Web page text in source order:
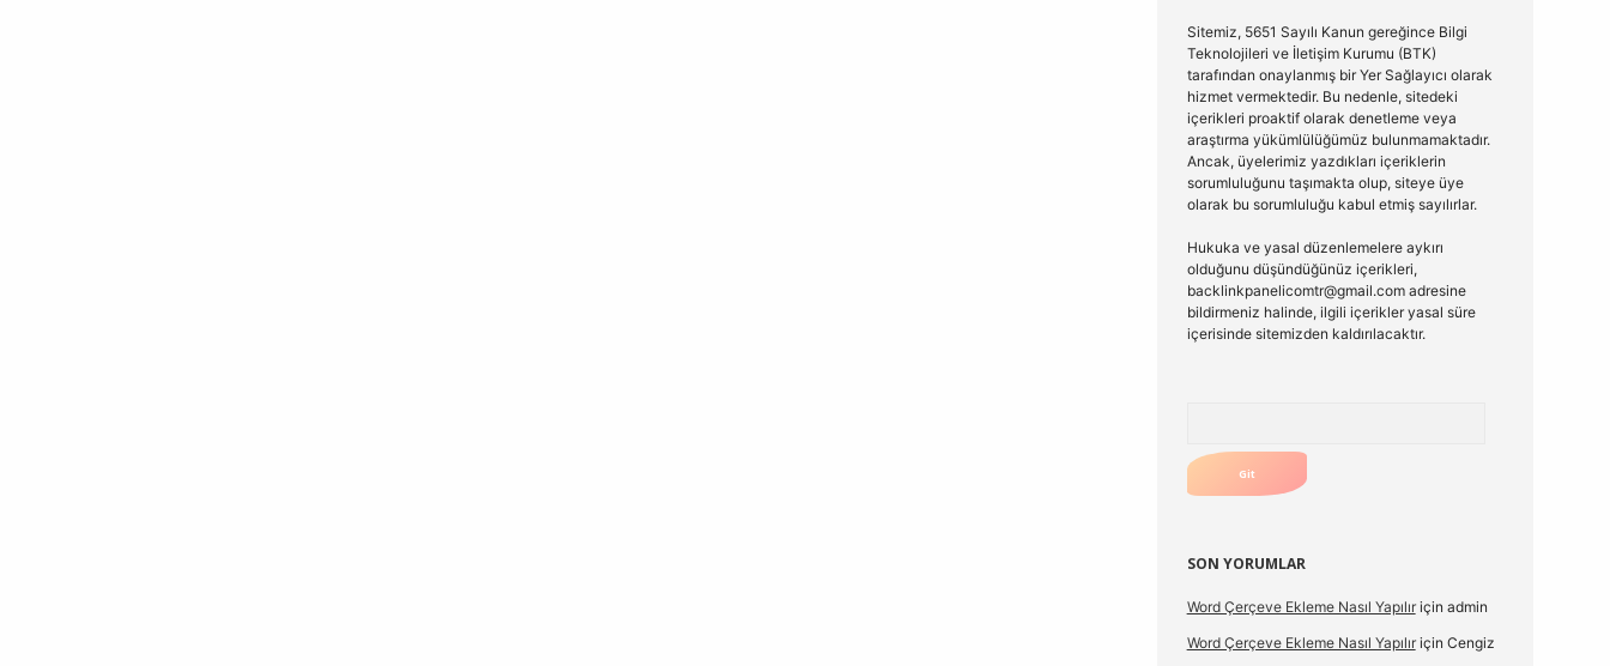
Sitemiz, 5651 Sayılı Kanun gereğince Bilgi
Teknolojileri ve İletişim Kurumu (BTK)
tarafından onaylanmış bir Yer Sağlayıcı olarak
hizmet vermektedir. Bu nedenle, sitedeki
içerikleri proaktif olarak denetleme veya
araştırma yükümlülüğümüz bulunmamaktadır.
Ancak, üyelerimiz yazdıkları içeriklerin
sorumluluğunu taşımakta olup, siteye üye
olarak bu sorumluluğu kabul etmiş sayılırlar.
Hukuka ve yasal düzenlemelere aykırı
olduğunu düşündüğünüz içerikleri,
backlinkpanelicomtr@gmail.comadresine
bildirmeniz halinde, ilgili içerikler yasal süre
içerisinde sitemizden kaldırılacaktır.
SON YORUMLAR
Word Çerçeve Ekleme Nasıl Yapılıriçin admin
Word Çerçeve Ekleme Nasıl Yapılıriçin Cengiz